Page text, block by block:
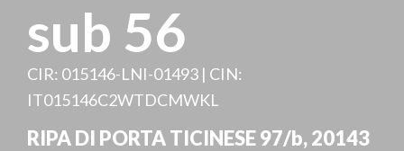
sub 56
CIR: 015146-LNI-01493 | CIN:
IT015146C2WTDCMWKL
RIPA DI PORTA TICINESE 97/b,20143